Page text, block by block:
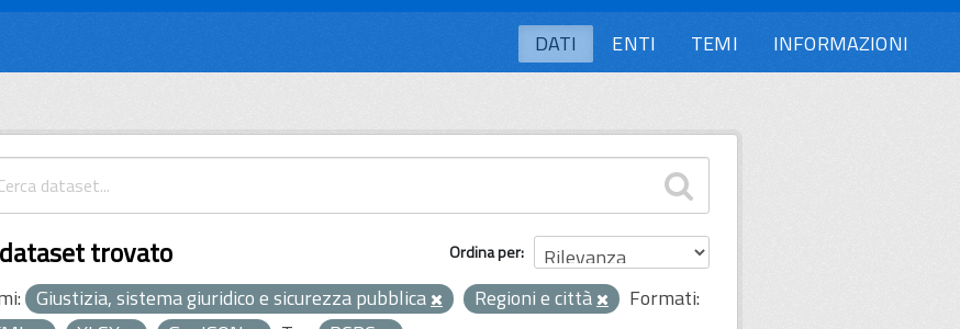
DATI ENTI TEMI INFORMAZIONI
Ordina per
trovato
Giustizia, sistema giuridico e sicurezza pubblica Regioni e città
Formati: